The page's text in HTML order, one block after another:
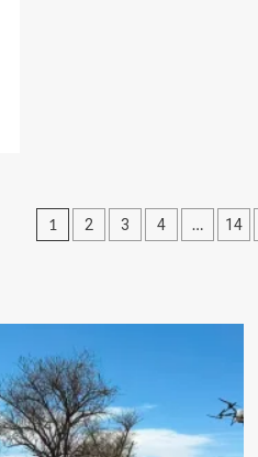
Paginación
1 2 3 4 … 14